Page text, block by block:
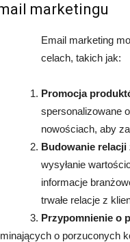
marketingu
Email marketing
celach, takich jak:
Promocja
spersonalizowane
nowościach, aby
Budowanie relacji
wysyłanie
informacje
trwałe relacje z
Przypomnienie o
o porzuconych